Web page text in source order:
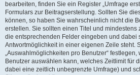
bearbeiten, finden Sie ein Register „Umfrage
Formulars zur Beitragserstellung. Sollten Sie
können, so haben Sie wahrscheinlich nicht die
erstellen. Sie sollten einen Titel und mindestens
die entsprechenden Felder eingeben und dabei
Antwortmöglichkeit in einer eigenen Zeile steht.
„Auswahlmöglichkeiten pro Benutzer“
Benutzer auswählen kann, welches Zeitlimit für
dabei eine zeitlich unbegrenzte Umfrage) und